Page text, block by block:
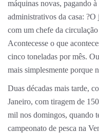
máquinas novas, pagando
administrativos da casa:
com um chefe da
Acontecesse o que
cinco toneladas por mês.
mais simplesmente porque
Duas décadas mais tarde,
Janeiro, com tiragem de
mil nos domingos, quando
campeonato de pesca na